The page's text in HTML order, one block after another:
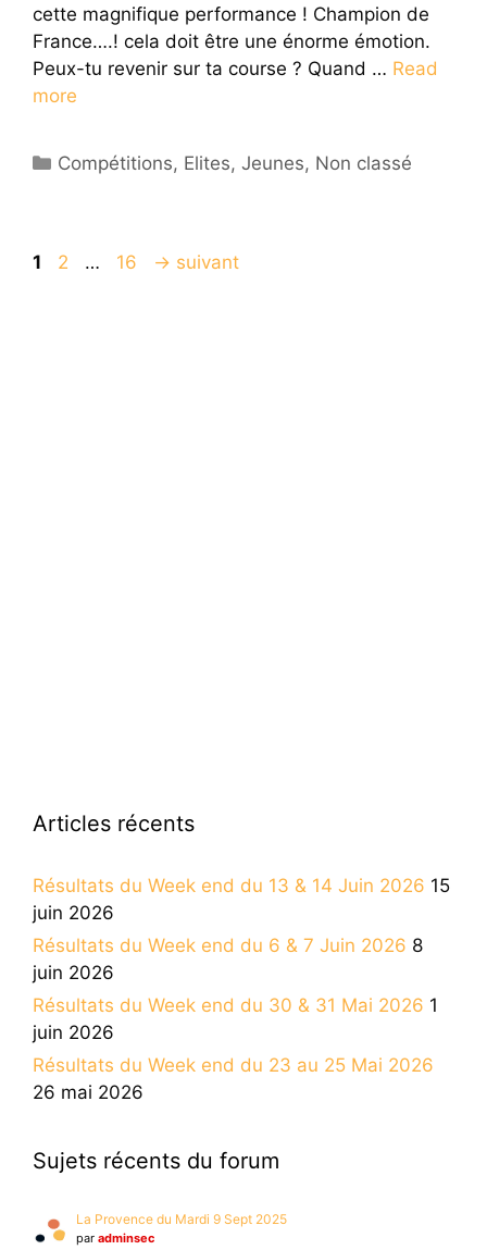
cette magnifique performance ! Champion de
France….! cela doit être une énorme émotion.
Peux-tu revenir sur ta course ? Quand … Read
more
Catégories
Compétitions, Elites,Jeunes, Non classé
Page
1 Page
2 … Page
16 → suivant
Articles récents
Résultats du Week end du 13 & 14 Juin 2026 15
juin 2026
Résultats du Week end du 6 & 7 Juin 2026 8
juin 2026
Résultats du Week end du 30 & 31 Mai 2026 1
juin 2026
Résultats du Week end du 23 au 25 Mai 2026
26 mai 2026
Sujets récents du forum
La Provence du Mardi 9 Sept 2025
par adminsec